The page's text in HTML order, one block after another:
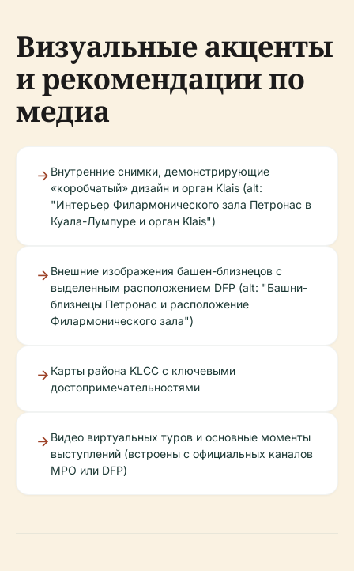
Визуальные акценты
и рекомендации по
медиа
Внутренние снимки, демонстрирующие
«коробчатый» дизайн и орган Klais (alt:
"Интерьер Филармонического зала Петронас в
Куала-Лумпуре и орган Klais")
Внешние изображения башен-близнецов с
выделенным расположением DFP (alt: "Башни-
близнецы Петронас и расположение
Филармонического зала")
Карты района KLCC с ключевыми
достопримечательностями
Видео виртуальных туров и основные моменты
выступлений (встроены с официальных каналов
MPO или DFP)